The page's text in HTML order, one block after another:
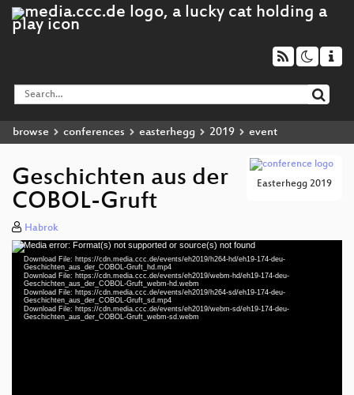
browse conferences easterhegg 2019 event
Easterhegg 2019
Geschichten aus der
COBOL-Gruft
Habrok
Video
Player
Media error: Format(s) not supported or source(s) not found
Download File: https://cdn.media.ccc.de/events/eh2019/h264-hd/eh19-174-deu-
Geschichten_aus_der_COBOL-Gruft_hd.mp4
Download File: https://cdn.media.ccc.de/events/eh2019/webm-hd/eh19-174-deu-
Geschichten_aus_der_COBOL-Gruft_webm-hd.webm
Download File: https://cdn.media.ccc.de/events/eh2019/h264-sd/eh19-174-deu-
Geschichten_aus_der_COBOL-Gruft_sd.mp4
Download File: https://cdn.media.ccc.de/events/eh2019/webm-sd/eh19-174-deu-
Geschichten_aus_der_COBOL-Gruft_webm-sd.webm